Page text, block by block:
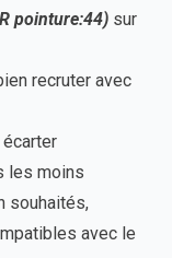
pointure:44) sur
recruter avec
les moins
souhaités,
avec le